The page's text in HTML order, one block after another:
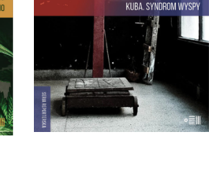
E-BOOK DO
KOSZYKA
Jest tu dawna świetność
Hawany, są prosięta hodowane w
wannach i jest krowa – bohaterka
rewolucji.
44.00zł 22.00zł